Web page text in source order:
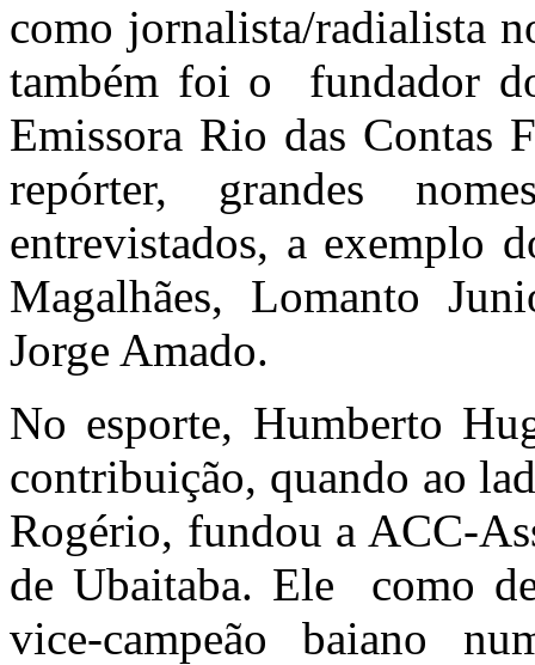
como jornalista/radialista
também foi o fundador
Emissora Rio das Contas
repórter, grandes
entrevistados, a exemplo
Magalhães, Lomanto
Jorge Amado.
No esporte, Humberto
contribuição, quando ao
Rogério, fundou a ACC-
de Ubaitaba. Ele como
vice-campeão baiano